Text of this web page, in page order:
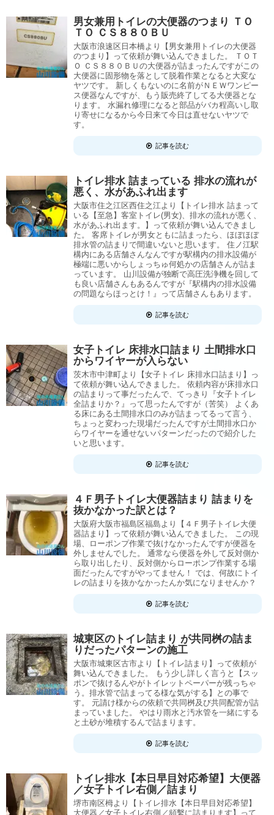
男女兼用トイレの大便器のつまり ＴＯ
ＴＯ ＣＳ８８０ＢＵ
大阪市浪速区日本橋より【男女兼用トイレの大便器
のつまり】って依頼が舞い込んできました。 ＴＯＴ
Ｏ ＣＳ８８０ＢＵの大便器が詰まったんですがこの
大便器に固形物を落として脱着作業となると大変な
ヤツです。 新しくもないのに名前がＮＥＷワンピー
ス便器なんですが、もう販売終了してる大便器とな
ります。 水漏れ修理になると部品がバカ程高いし取
り寄せになるから今日来て今日は直せないヤツで
す。
記事を読む
トイレ排水 詰まっている 排水の流れが
悪く、水があふれ出ます
大阪市住之江区西住之江より【トイレ排水 詰まって
いる【至急】客室トイレ(男女)、排水の流れが悪く、
水があふれ出ます。】って依頼が舞い込んできまし
た。 客席トイレが男女ともに詰まったら、ほぼほぼ
排水管の詰まりで間違いないと思います。 住ノ江駅
構内にある店舗さんなんですが駅構内の排水設備が
極端に悪いからしょっちゅ何処かの店舗さんが詰ま
っています。 山川設備が独断で高圧洗浄機を回して
も良い店舗さんもあるんですが『駅構内の排水設備
の問題ならほっとけ！』って店舗さんもあります。
記事を読む
女子トイレ 床排水口詰まり 土間排水口
からワイヤーが入らない
茨木市中津町より【女子トイレ 床排水口詰まり】っ
て依頼が舞い込んできました。 依頼内容が床排水口
の詰まりって事だったんで、てっきり『女子トイレ
全詰まりか？』って思ったんですが（苦笑） よくあ
る床にある土間排水口のみが詰まってるって言う、
ちょっと変わった現場だったんですが土間排水口か
らワイヤーを通せないパターンだったので紹介した
いと思います。
記事を読む
４Ｆ男子トイレ大便器詰まり 詰まりを
抜かなかった訳とは？
大阪府大阪市福島区福島より【４Ｆ男子トイレ大便
器詰まり】って依頼が舞い込んできました。 この現
場、ローポンプ作業で抜けなかったんですが便器を
外しませんでした。 通常なら便器を外して反対側か
ら取り出したり、反対側からローポンプ作業する場
面だったんですがやってません！ では、何故にトイ
レの詰まりを抜かなかったんか気になりませんか？
記事を読む
城東区のトイレ詰まり が共同桝の詰ま
りだったパターンの施工
大阪市城東区古市より【トイレ詰まり】って依頼が
舞い込んできました。 もう少し詳しく言うと【スッ
ポンで抜けるんやがトイレットペーパーが残っちゃ
う。排水管で詰まってる様な気がする】との事で
す。 元請け様からの依頼で共同桝及び共同配管が詰
まっていました。 やはり雨水と汚水管を一緒にする
と土砂が堆積するんで詰まります。
記事を読む
トイレ排水【本日早目対応希望】大便器
／女子トイレ右側／詰まり
堺市南区栂より【トイレ排水【本日早目対応希望】
大便器／女子トイレ右側／頻繫に詰まります】って